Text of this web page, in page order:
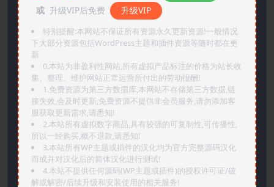
或 升级VIP后免费 升级VIP
特别提醒:本网站不保证所有资源永久更新资源!一般情况
下大部分资源包括WordPress主题和插件资源等随时都在更
新
0.本站为非盈利性网站,所有虚拟产品标注的价格为站长收
集、整理、维护网站正常运营所付出的劳动报酬!
1.免费资源为第三方数据库,本网站不存储第三方数据,链
接失效,会及时更新,免费资源不提供非会员服务,请勿添加客
服获取更新需求,请悉知!
2.本站所有虚拟数字商品,具有较强的可复制性,可传播性,
所以一经购买,概不退款,请悉知!
3.本站所有WP主题或插件的汉化均为官方完整源码汉化
而成并对汉化后的简体汉化进行测试!
4.本站不提供任何源码(WP主题或插件)的授权许可证/破
解或解密/后续升级和安装使用的相关服务!